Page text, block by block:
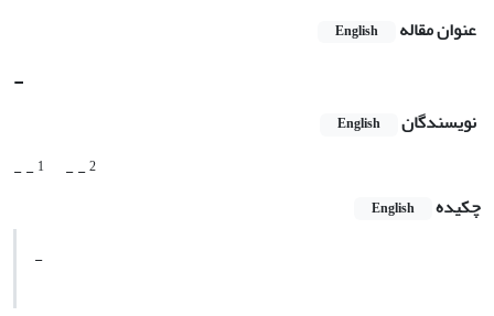
عنوان مقاله English
-
نویسندگان English
- -1 - -2
چکیده English
-